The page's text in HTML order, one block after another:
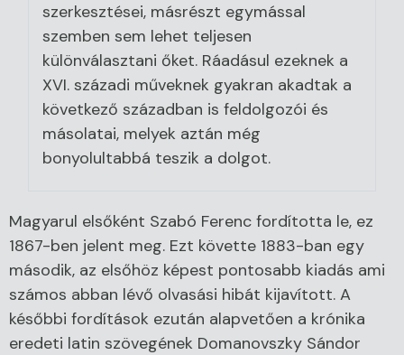
szerkesztései, másrészt egymással
szemben sem lehet teljesen
különválasztani őket. Ráadásul ezeknek a
XVI. századi műveknek gyakran akadtak a
következő században is feldolgozói és
másolatai, melyek aztán még
bonyolultabbá teszik a dolgot.
Magyarul elsőként Szabó Ferenc fordította le, ez
1867-ben jelent meg. Ezt követte 1883-ban egy
második, az elsőhöz képest pontosabb kiadás ami
számos abban lévő olvasási hibát kijavított. A
későbbi fordítások ezután alapvetően a krónika
eredeti latin szövegének Domanovszky Sándor